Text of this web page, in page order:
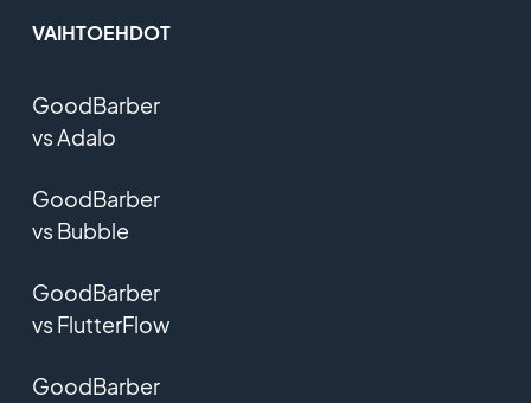
VAIHTOEHDOT
GoodBarber
vs Adalo
GoodBarber
vs Bubble
GoodBarber
vs FlutterFlow
GoodBarber